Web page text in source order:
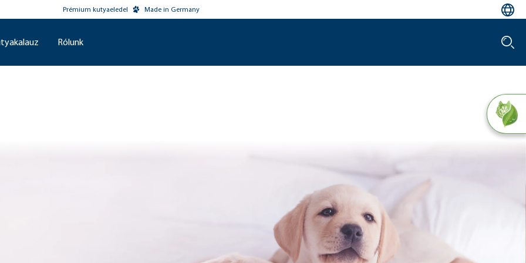
Prémium kutyaeledel Made in Germany
Rólunk